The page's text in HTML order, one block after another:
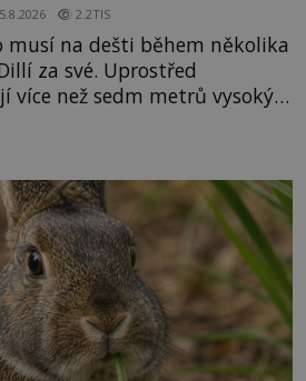
5.8.2026 2.2TIS
musí na dešti během několika
za své. Uprostřed
více než sedm metrů vysoký
přibližně 1 600 let odolává
stopami koroze. Jeho
či tajemných
metalurgie však ukazuje, že
je ješt